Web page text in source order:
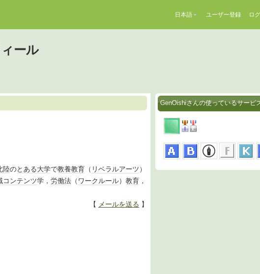
日本語 ユーザー登録 ロ
ール
陸のとある大学で教養教育 （ リベラルアーツ）
コンテンツ学， 労働法 （ ワークルール） 教育 ，
【 メールを送る 】
GenOishiさんの使っているサービ